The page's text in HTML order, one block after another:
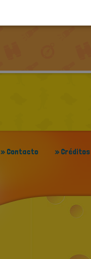
» Contacto » Créditos